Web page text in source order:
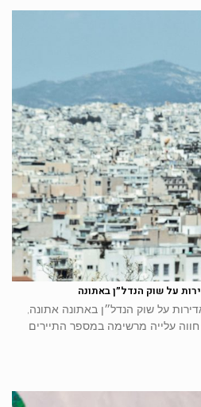
על שוק הנדל״ן באתונה
על שוק הנדל״ן באתונה אתונה,
עלייה מרשימה במספר התיירים